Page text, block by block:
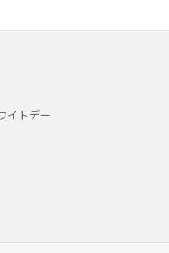
イトデー